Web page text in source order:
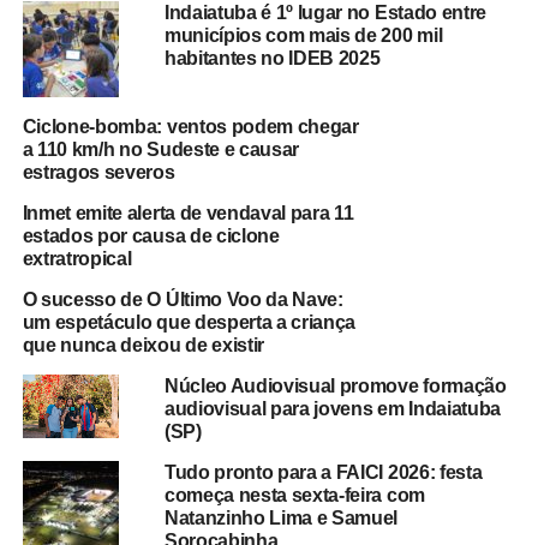
Indaiatuba é 1º lugar no Estado entre
municípios com mais de 200 mil
habitantes no IDEB 2025
Ciclone-bomba: ventos podem chegar
a 110 km/h no Sudeste e causar
estragos severos
Inmet emite alerta de vendaval para 11
estados por causa de ciclone
extratropical
O sucesso de O Último Voo da Nave:
um espetáculo que desperta a criança
que nunca deixou de existir
Núcleo Audiovisual promove formação
audiovisual para jovens em Indaiatuba
(SP)
Tudo pronto para a FAICI 2026: festa
começa nesta sexta-feira com
Natanzinho Lima e Samuel
Sorocabinha